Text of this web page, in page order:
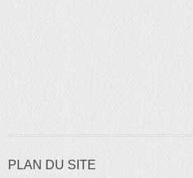
PLAN DU SITE